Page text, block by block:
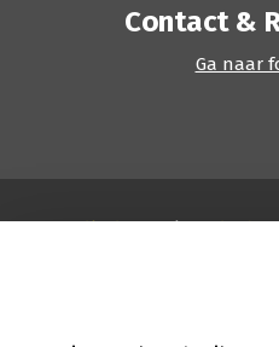
Contact &
Ga naar
Handleidingen|Juridische